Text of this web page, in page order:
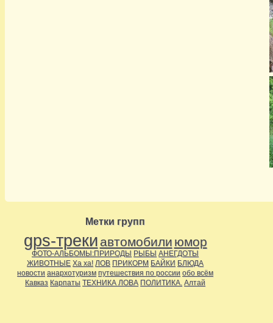
Метки групп
gps-треки автомобили юмор
ФОТО-АЛЬБОМЫ:ПРИРОДЫ РЫБЫ АНЕГДОТЫ
ЖИВОТНЫЕ Ха ха! ЛОВ ПРИКОРМ БАЙКИ БЛЮДА
новости анархотуризм путешествия по россии обо всём
Кавказ Карпаты ТЕХНИКА ЛОВА ПОЛИТИКА. Алтай